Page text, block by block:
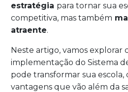
estratégia para tornar sua
competitiva, mas também
atraente.
Neste artigo, vamos explorar
implementação do Sistema
pode transformar sua escola,
vantagens que vão além da